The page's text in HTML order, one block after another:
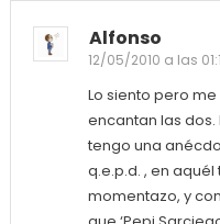
Alfonso
12/05/2010 a las
Lo siento pero
encantan las dos.
tengo una
q.e.p.d. , en
momentazo, y